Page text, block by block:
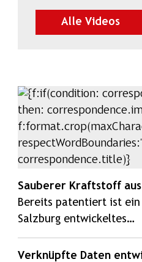
Alle Videosauf
Sauberer Kraftstoff
Bereits patentiert ist ein
Salzburg entwickeltes…
Verknüpfte Daten